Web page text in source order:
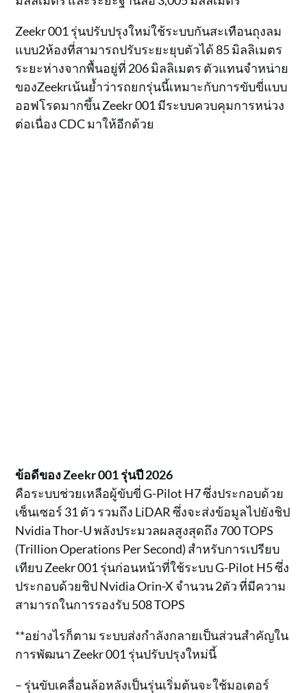
Zeekr 001 รุ่นปรับปรุงใหม่ใช้ระบบกันสะเทือนถุงลม
แบบ2ห้องที่สามารถปรับระยะยุบตัวได้ 85 มิลลิเมตร
ระยะห่างจากพื้นอยู่ที่ 206 มิลลิเมตร ตัวแทนจำหน่าย
ของZeekrเน้นย้ำว่ารถยกรุ่นนี้เหมาะกับการขับขี่แบบ
ออฟโรดมากขึ้น Zeekr 001 มีระบบควบคุมการหน่วง
ต่อเนื่อง CDC มาให้อีกด้วย
ข้อดีของ Zeekr 001 รุ่นปี 2026
คือระบบช่วยเหลือผู้ขับขี่ G-Pilot H7 ซึ่งประกอบด้วย
เซ็นเซอร์ 31 ตัว รวมถึง LiDAR ซึ่งจะส่งข้อมูลไปยังชิป
Nvidia Thor-U พลังประมวลผลสูงสุดถึง 700 TOPS
(Trillion Operations Per Second) สำหรับการเปรียบ
เทียบ Zeekr 001 รุ่นก่อนหน้าที่ใช้ระบบ G-Pilot H5 ซึ่ง
ประกอบด้วยชิป Nvidia Orin-X จำนวน 2ตัว ที่มีความ
สามารถในการรองรับ 508 TOPS
**อย่างไรก็ตาม ระบบส่งกำลังกลายเป็นส่วนสำคัญใน
การพัฒนา Zeekr 001 รุ่นปรับปรุงใหม่นี้
– รุ่นขับเคลื่อนล้อหลังเป็นรุ่นเริ่มต้นจะใช้มอเตอร์